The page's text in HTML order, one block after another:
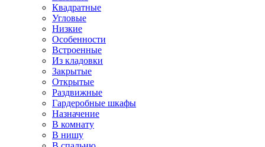
Квадратные
Угловые
Низкие
Особенности
Встроенные
Из кладовки
Закрытые
Открытые
Раздвижные
Гардеробные шкафы
Назначение
В комнату
В нишу